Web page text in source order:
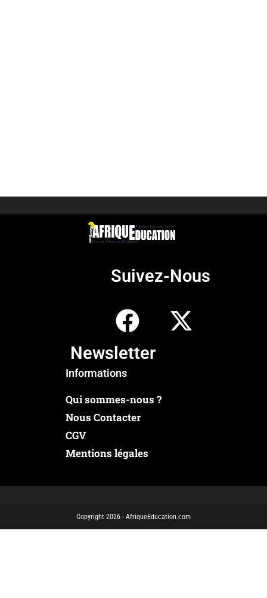
Suivez-Nous
Newsletter
Informations
Qui sommes-nous ?
Nous Contacter
CGV
Mentions légales
Copyright 2026 - AfriqueEducation.com